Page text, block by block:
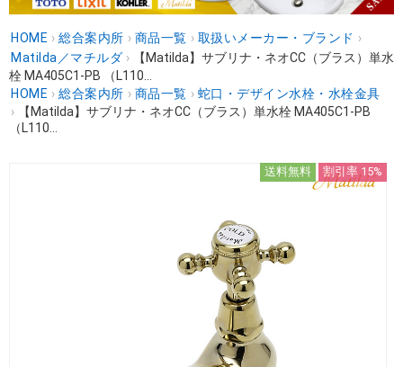
HOME › 総合案内所 › 商品一覧 › 取扱いメーカー・ブランド ›
Matilda／マチルダ ›
【Matilda】サブリナ・ネオCC（ブラス）単水
栓 MA405C1-PB （L110...
HOME › 総合案内所 › 商品一覧 › 蛇口・デザイン水栓・水栓金具
›
【Matilda】サブリナ・ネオCC（ブラス）単水栓 MA405C1-PB
（L110...
送料無料 割引率 15%